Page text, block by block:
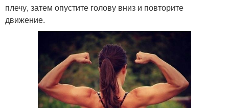
плечу, затем опустите голову вниз и повторите
движение.